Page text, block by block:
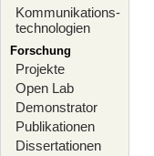
Kommunikations-
technologien
Forschung
Projekte
Open Lab
Demonstrator
Publikationen
Dissertationen